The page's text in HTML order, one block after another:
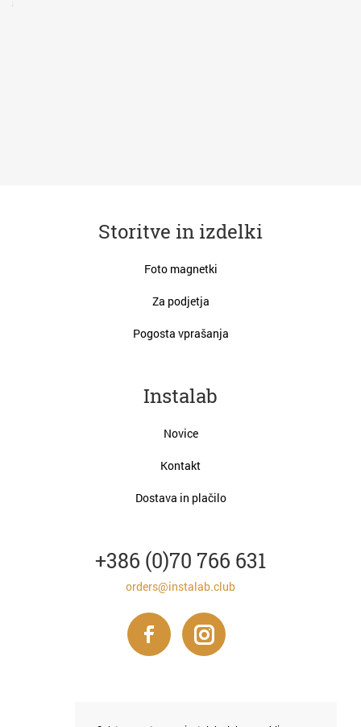
Storitve in izdelki
Foto magnetki
Za podjetja
Pogosta vprašanja
Instalab
Novice
Kontakt
Dostava in plačilo
+386 (0)70 766 631
orders@instalab.club